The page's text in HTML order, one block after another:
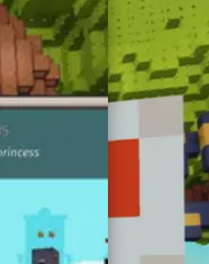
Skywars
Récolte des ressources, construis, et survis